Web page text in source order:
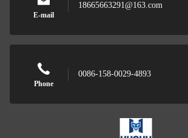
E-mail
18665663291@163.com
Phone
0086-158-0029-4893